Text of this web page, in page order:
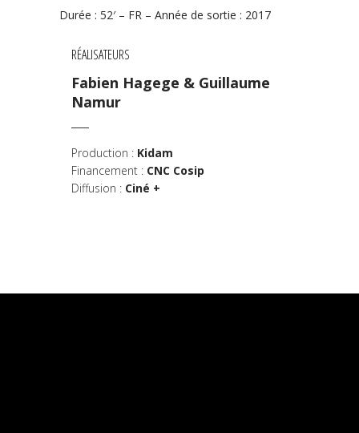
Durée : 52′ – FR – Année de sortie : 2017
RÉALISATEURS
Fabien Hagege & Guillaume
Namur
Production : Kidam
Financement : CNC Cosip
Diffusion : Ciné +